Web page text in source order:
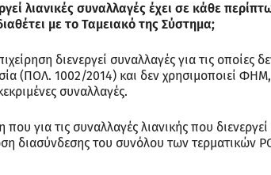
λιανικές συναλλαγές έχει σε κάθε
με το Ταμειακό της Σύστημα;
διενεργεί συναλλαγές για τις οποίες
(ΠΟΛ. 1002/2014) και δεν χρησιμοποιεί ΦΗΜ,
συναλλαγές.
που για τις συναλλαγές λιανικής που
διασύνδεσης του συνόλου των τερματικών